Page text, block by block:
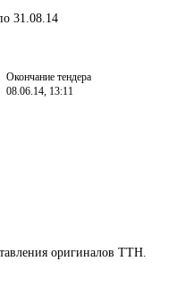
31.08.14
Окончание тендера
08.06.14, 13:11
оригиналов ТТН.